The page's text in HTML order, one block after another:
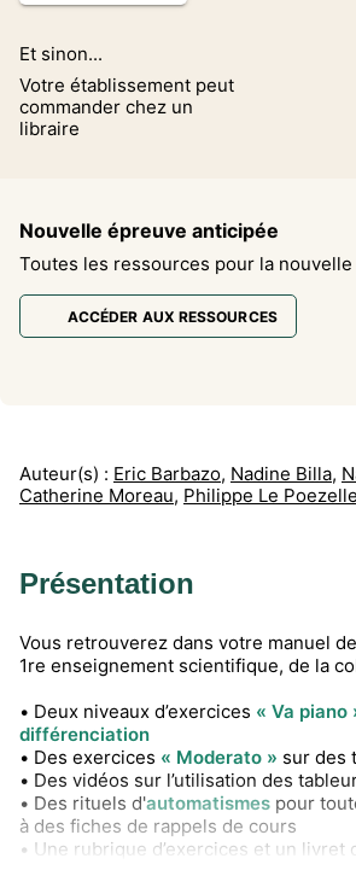
Et sinon...
Votre établissement peut
commander chez un
libraire
Nouvelle épreuve anticipée
Toutes les ressources pour la
ACCÉDER AUX RESSOURCES
Auteur(s) : Eric Barbazo, Nadine Billa,
Catherine Moreau, Philippe Le
Présentation
Vous retrouverez dans votre manuel
1re enseignement scientifique, de la
• Deux niveaux d’exercices « Va piano
différenciation
• Des exercices « Moderato » sur des
• Des vidéos sur l’utilisation des
• Des rituels d'automatismes pour
à des fiches de rappels de cours
• Une rubrique d’exercices et un livret